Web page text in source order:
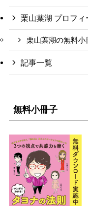
栗山葉湖 プロフィ
栗山葉湖の無料小
記事一覧
無料小冊子